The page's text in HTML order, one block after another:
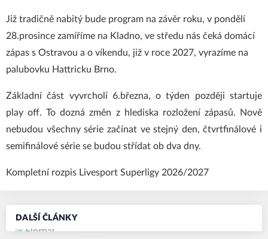
DALŠÍ ČLÁNKY
Již tradičně nabitý bude program na závěr roku, v pondělí
28.prosince zamíříme na Kladno, ve středu nás čeká domácí
zápas s Ostravou a o víkendu, již v roce 2027, vyrazíme na
palubovku Hattricku Brno.
Základní část vyvrcholí 6.března, o týden později startuje
play off. To dozná změn z hlediska rozložení zápasů. Nově
nebudou všechny série začínat ve stejný den, čtvrtfinálové i
semifinálové série se budou střídat ob dva dny.
Kompletní rozpis Livesport Superligy 2026/2027